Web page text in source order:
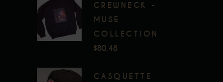
CREWNECK -
MUSE
COLLECTION
$80.48
CASQUETTE